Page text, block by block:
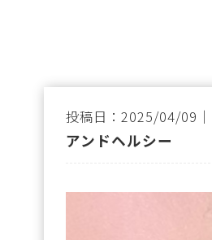
投稿日：2025/04/09｜
アンドヘルシー